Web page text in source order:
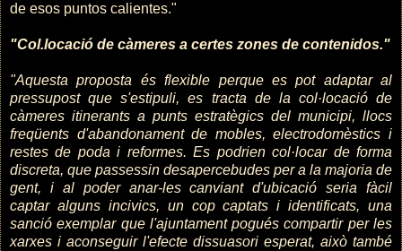
de esos puntos calientes."
"Col.locació de càmeres a certes zones de contenidos."
"Aquesta proposta és flexible perque es pot adaptar al
pressupost que s'estipuli, es tracta de la col·locació de
càmeres itinerants a punts estratègics del municipi, llocs
freqüents d'abandonament de mobles, electrodomèstics i
restes de poda i reformes. Es podrien col·locar de forma
discreta, que passessin desapercebudes per a la majoria de
gent, i al poder anar-les canviant d'ubicació seria fàcil
captar alguns incivics, un cop captats i identificats, una
sanció exemplar que l'ajuntament pogués compartir per les
xarxes i aconseguir l'efecte dissuasori esperat, això també